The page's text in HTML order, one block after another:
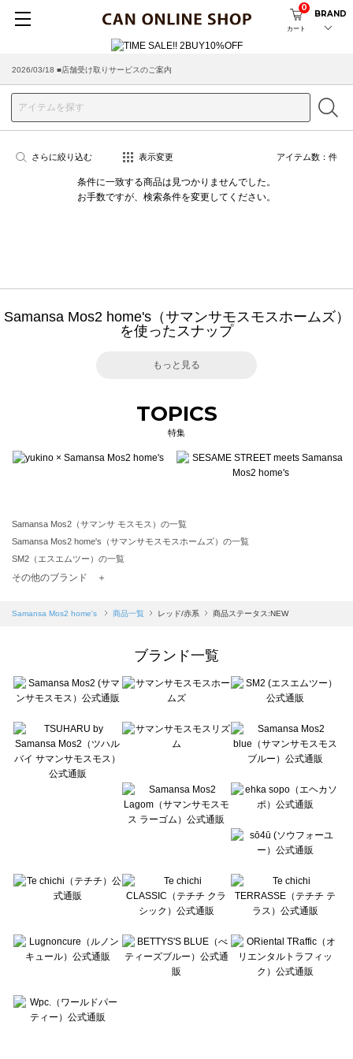
カート
0
BRAND
2026/03/18 ■店舗受け取りサービスのご案内
さらに絞り込む 表示変更 アイテム数： 件
条件に一致する商品は見つかりませんでした。
お手数ですが、検索条件を変更してください。
Samansa Mos2 home's（サマンサモスモスホームズ）
を使ったスナップ
もっと見る
TOPICS
特集
Samansa Mos2（サマンサ モスモス）の一覧
Samansa Mos2 home's（サマンサモスモスホームズ）の一覧
SM2（エスエムツー）の一覧
TSUHARU by Samansa Mos2（ツハルバイサマンサモスモス）の一覧
Samansa Mos2 blue（サマンサモスモス ブルー）の一覧
Te chichi（テチチ）の一覧
Te chichi CLASSIC（テチチ クラシック）の一覧
Lugnoncure（ルノンキュール）の一覧
BETTY'S BLUE（べティーズブルー）の一覧
Wpc.（ワールドパーティー）の一覧
その他のブランド ＋
Samansa Mos2 home's 商品一覧 レッド/赤系 商品ステータス:NEW
ブランド一覧